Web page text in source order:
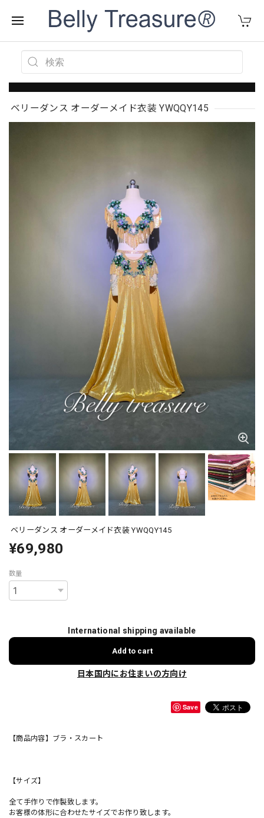
ベリーダンス オーダーメイド衣装 YWQQY145
ベリーダンス オーダーメイド衣装 YWQQY145
¥69,980
数量
International shipping available
Add to cart
日本国内にお住まいの方向け
Save
【商品内容】ブラ・スカート
【サイズ】
全て手作りで作製致します。
お客様の体形に合わせたサイズでお作り致します。